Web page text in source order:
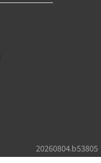
20260804.b53805